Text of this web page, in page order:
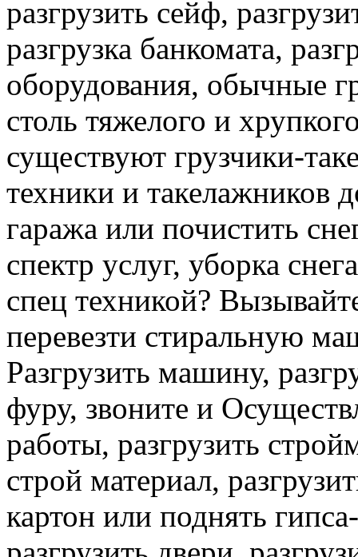
разгрузить сейф,
разгрузка банкомата,
оборудования, обычные
столь тяжелого и
существуют грузчики-
техники и такелажников
гаража или почистить
спектр услуг, уборка
спец техникой?
перевезти стиральную
Разгрузить машину,
фуру, звоните и
работы, разгрузить
строй материал,
картон или поднять